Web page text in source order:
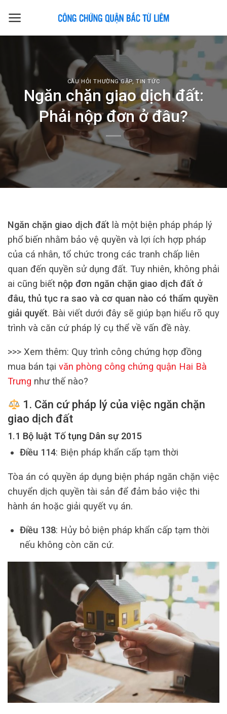
CÂU HỎI THƯỜNG GẶP,TIN TỨC
Ngăn chặn giao dịch đất:
Phải nộp đơn ở đâu?
Ngăn chặn giao dịch đất là một biện pháp pháp lý
phổ biến nhằm bảo vệ quyền và lợi ích hợp pháp
của cá nhân, tổ chức trong các tranh chấp liên
quan đến quyền sử dụng đất. Tuy nhiên, không phải
ai cũng biết nộp đơn ngăn chặn giao dịch đất ở
đâu, thủ tục ra sao và cơ quan nào có thẩm quyền
giải quyết. Bài viết dưới đây sẽ giúp bạn hiểu rõ quy
trình và căn cứ pháp lý cụ thể về vấn đề này.
>>> Xem thêm: Quy trình công chứng hợp đồng
mua bán tại văn phòng công chứng quận Hai Bà
Trưng như thế nào?
1. Căn cứ pháp lý của việc ngăn chặn
giao dịch đất
1.1 Bộ luật Tố tụng Dân sự 2015
Điều 114: Biện pháp khẩn cấp tạm thời
Tòa án có quyền áp dụng biện pháp ngăn chặn việc
chuyển dịch quyền tài sản để đảm bảo việc thi
hành án hoặc giải quyết vụ án.
Điều 138: Hủy bỏ biện pháp khẩn cấp tạm thời
nếu không còn căn cứ.